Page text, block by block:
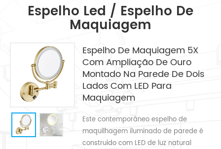
Espelho Led / Espelho De
Maquiagem
Espelho De Maquiagem 5X
Com Ampliação De Ouro
Montado Na Parede De Dois
Lados Com LED Para
Maquiagem
Este contemporâneo espelho de
maquilhagem iluminado de parede é
construído com LED de luz natural